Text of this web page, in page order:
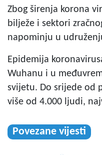
Zbog širenja korona
bilježe i sektori
napominju u
Epidemija
Wuhanu i u
svijetu. Do srijede od
više od 4.000 ljudi,
Povezane vijesti